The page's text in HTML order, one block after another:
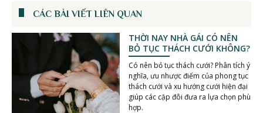
CÁC BÀI VIẾT LIÊN QUAN
THỜI NAY NHÀ GÁI CÓ NÊN
BỎ TỤC THÁCH CƯỚI KHÔNG?
Có nên bỏ tục thách cưới? Phân tích ý
nghĩa, ưu nhược điểm của phong tục
thách cưới và xu hướng cưới hiện đại
giúp các cặp đôi đưa ra lựa chọn phù
hợp.